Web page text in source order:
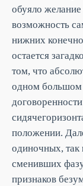
обуяло
возможность
нижних
остается
том, что
одном
положении.
одиночных, так
сменивших
признаков